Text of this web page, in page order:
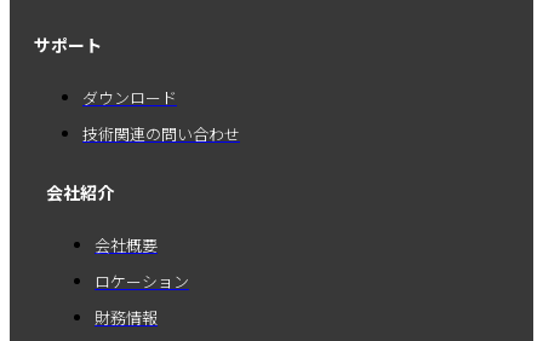
サポート
ダウンロード
技術関連の問い合わせ
会社紹介
会社概要
ロケーション
財務情報